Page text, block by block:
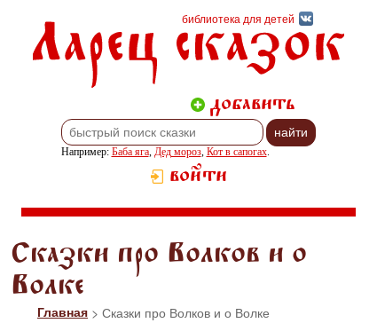
библиотека для детей
Ларец сказок
добавить
Например: Баба яга, Дед мороз, Кот в сапогах.
войти
Сказки про Волков и о
Волке
Главная > Сказки про Волков и о Волке